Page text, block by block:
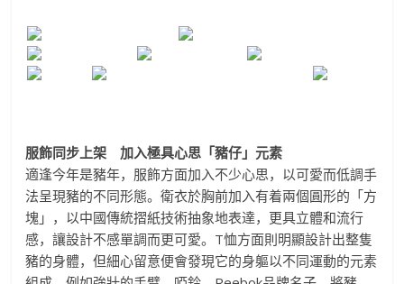
服飾同步上架 加入極具心思「豬仔」元素
適逢今年是豬年，服飾方面加入不少心思， 以可愛而低調手
法呈現豬的不同形態。衛衣於胸前加入有着兩個圓形的「方
塊」， 以中國傳統摺紙技術抽象地表達，更具立體和流行
感，讓設計不感單調而更可愛。 T恤方面則明顯設計出整隻
豬的身體，但細心留意便會發現它的身軀以不同運動的元素